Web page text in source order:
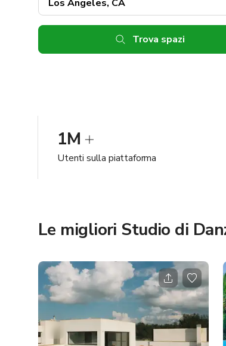
Trova spazi
1M
Utenti sulla piattaforma
Le migliori Studio di